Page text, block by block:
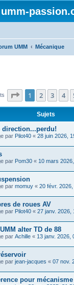
umm-
UMM Mécanique
Page 1sur26
1 2 3 4
Sujets
direction...perdu!
par Pilot40 « 28 juin 2026,
par Pom30 « 10 mars
par momuy « 20 févr.
de roues AV
par Pilot40 « 27 janv. 2026,
alter TD de 88
par Achille « 13 janv. 2026,
par jean-jacques « 07 nov.
pour